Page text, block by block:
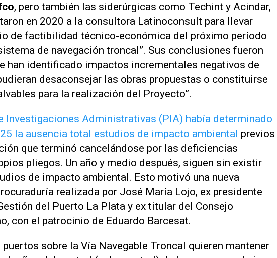
, pero también las siderúrgicas como Techint y Acindar,
en 2020 a la consultora Latinoconsult para llevar
de factibilidad técnico-económica del próximo período
de navegación troncal”. Sus conclusiones fueron
han identificado impactos incrementales negativos de
desaconsejar las obras propuestas o constituirse
para la realización del Proyecto”.
Investigaciones Administrativas (PIA) había determinado
la ausencia total estudios de impacto ambiental previos
que terminó cancelándose por las deficiencias
pliegos. Un año y medio después, siguen sin existir
de impacto ambiental. Esto motivó una nueva
realizada por José María Lojo, ex presidente
del Puerto La Plata y ex titular del Consejo
con el patrocinio de Eduardo Barcesat.
sobre la Vía Navegable Troncal quieren mantener